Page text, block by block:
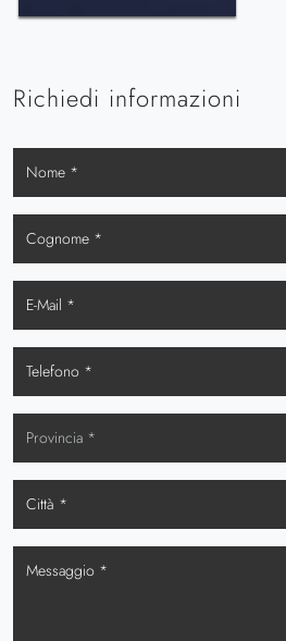
Richiedi informazioni